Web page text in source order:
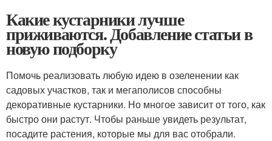
Какие кустарники лучше
приживаются. Добавление статьи в
новую подборку
Помочь реализовать любую идею в озеленении как
садовых участков, так и мегаполисов способны
декоративные кустарники. Но многое зависит от того, как
быстро они растут. Чтобы раньше увидеть результат,
посадите растения, которые мы для вас отобрали.